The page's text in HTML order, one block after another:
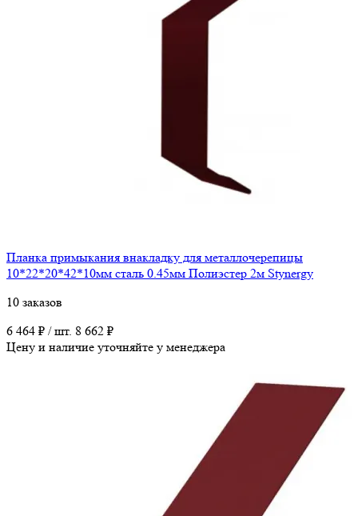
Планка примыкания внакладку для металлочерепицы
10*22*20*42*10мм сталь 0.45мм Полиэстер 2м Stynergy
10 заказов
6 464 ₽ / шт. 8 662 ₽
Цену и наличие уточняйте у менеджера